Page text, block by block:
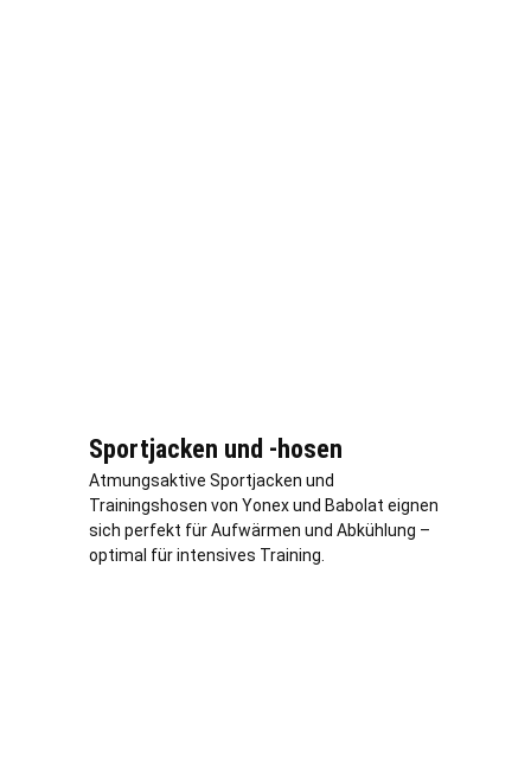
Sportjacken und -hosen
Atmungsaktive Sportjacken und
Trainingshosen von Yonex und Babolat eignen
sich perfekt für Aufwärmen und Abkühlung –
optimal für intensives Training.